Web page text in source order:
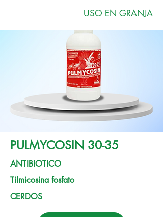
USO EN GRANJA
PULMYCOSIN 30-35
ANTIBIOTICO
Tilmicosina fosfato
CERDOS